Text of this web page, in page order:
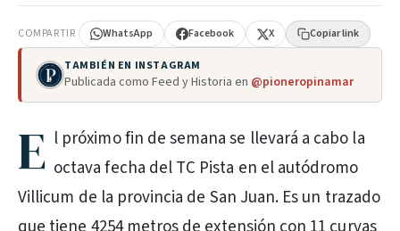
COMPARTIR WhatsApp Facebook X Copiar link
TAMBIÉN EN INSTAGRAM
Publicada como Feed y Historia en @pioneropinamar
E l próximo fin de semana se llevará a cabo la
octava fecha del TC Pista en el autódromo
Villicum de la provincia de San Juan. Es un trazado